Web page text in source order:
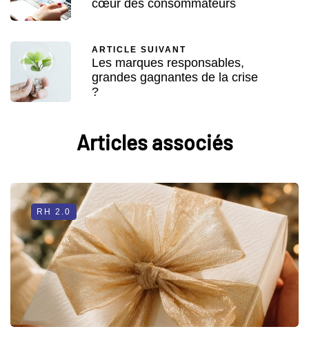
cœur des consommateurs
ARTICLE SUIVANT
Les marques responsables,
grandes gagnantes de la crise
?
Articles associés
RH 2.0